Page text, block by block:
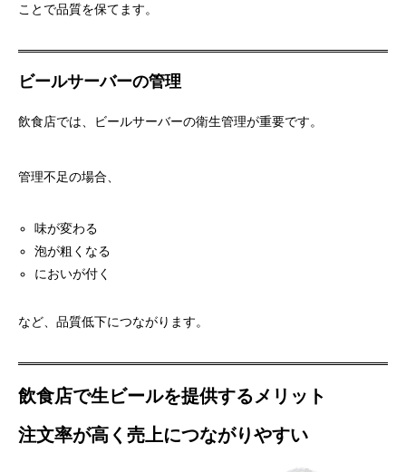
ことで品質を保てます。
ビールサーバーの管理
飲食店では、ビールサーバーの衛生管理が重要です。
管理不足の場合、
味が変わる
泡が粗くなる
においが付く
など、品質低下につながります。
飲食店で生ビールを提供するメリット
注文率が高く売上につながりやすい